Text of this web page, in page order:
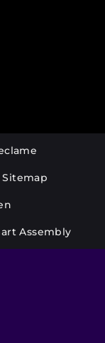
Sitemap
Assembly